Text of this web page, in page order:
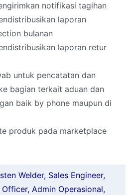
notifikasi tagihan
laporan
bulanan
laporan retur
untuk pencatatan dan
bagian terkait aduan dan
baik by phone maupun di
produk pada marketplace
Welder, Sales Engineer,
Admin Operasional,